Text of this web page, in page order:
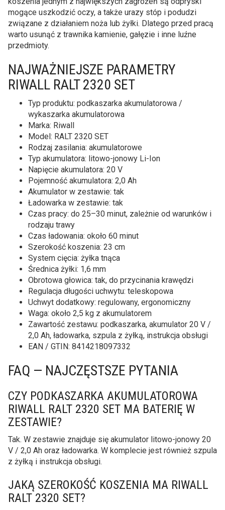
mogące uszkodzić oczy, a także urazy stóp i podudzi
związane z działaniem noża lub żyłki. Dlatego przed pracą
warto usunąć z trawnika kamienie, gałęzie i inne luźne
przedmioty.
NAJWAŻNIEJSZE PARAMETRY
RIWALL RALT 2320 SET
Typ produktu: podkaszarka akumulatorowa /
wykaszarka akumulatorowa
Marka: Riwall
Model: RALT 2320 SET
Rodzaj zasilania: akumulatorowe
Typ akumulatora: litowo-jonowy Li-Ion
Napięcie akumulatora: 20 V
Pojemność akumulatora: 2,0 Ah
Akumulator w zestawie: tak
Ładowarka w zestawie: tak
Czas pracy: do 25–30 minut, zależnie od warunków i
rodzaju trawy
Czas ładowania: około 60 minut
Szerokość koszenia: 23 cm
System cięcia: żyłka tnąca
Średnica żyłki: 1,6 mm
Obrotowa głowica: tak, do przycinania krawędzi
Regulacja długości uchwytu: teleskopowa
Uchwyt dodatkowy: regulowany, ergonomiczny
Waga: około 2,5 kg z akumulatorem
Zawartość zestawu: podkaszarka, akumulator 20 V /
2,0 Ah, ładowarka, szpula z żyłką, instrukcja obsługi
EAN / GTIN: 8414218097332
FAQ — NAJCZĘSTSZE PYTANIA
CZY PODKASZARKA AKUMULATOROWA
RIWALL RALT 2320 SET MA BATERIĘ W
ZESTAWIE?
Tak. W zestawie znajduje się akumulator litowo-jonowy 20
V / 2,0 Ah oraz ładowarka. W komplecie jest również szpula
z żyłką i instrukcja obsługi.
JAKĄ SZEROKOŚĆ KOSZENIA MA RIWALL
RALT 2320 SET?